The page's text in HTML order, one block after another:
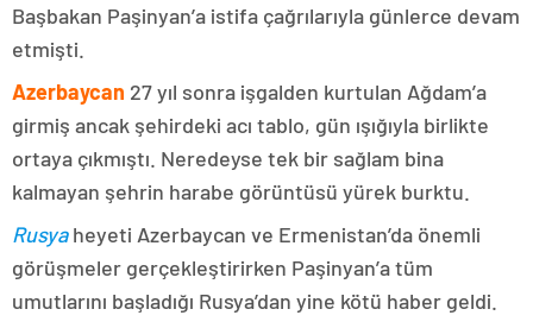
Başbakan Paşinyan’a istifa çağrılarıyla günlerce devam
etmişti.
Azerbaycan 27 yıl sonra işgalden kurtulan Ağdam’a
girmiş ancak şehirdeki acı tablo, gün ışığıyla birlikte
ortaya çıkmıştı. Neredeyse tek bir sağlam bina
kalmayan şehrin harabe görüntüsü yürek burktu.
Rusyaheyeti Azerbaycan ve Ermenistan’da önemli
görüşmeler gerçekleştirirken Paşinyan’a tüm
umutlarını başladığı Rusya’dan yine kötü haber geldi.